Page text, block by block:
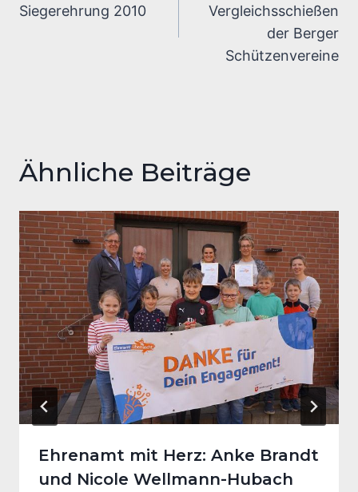
Siegerehrung 2010
Vergleichsschießen
der Berger
Schützenvereine
Ähnliche Beiträge
Ehrenamt mit Herz: Anke Brandt
und Nicole Wellmann-Hubach